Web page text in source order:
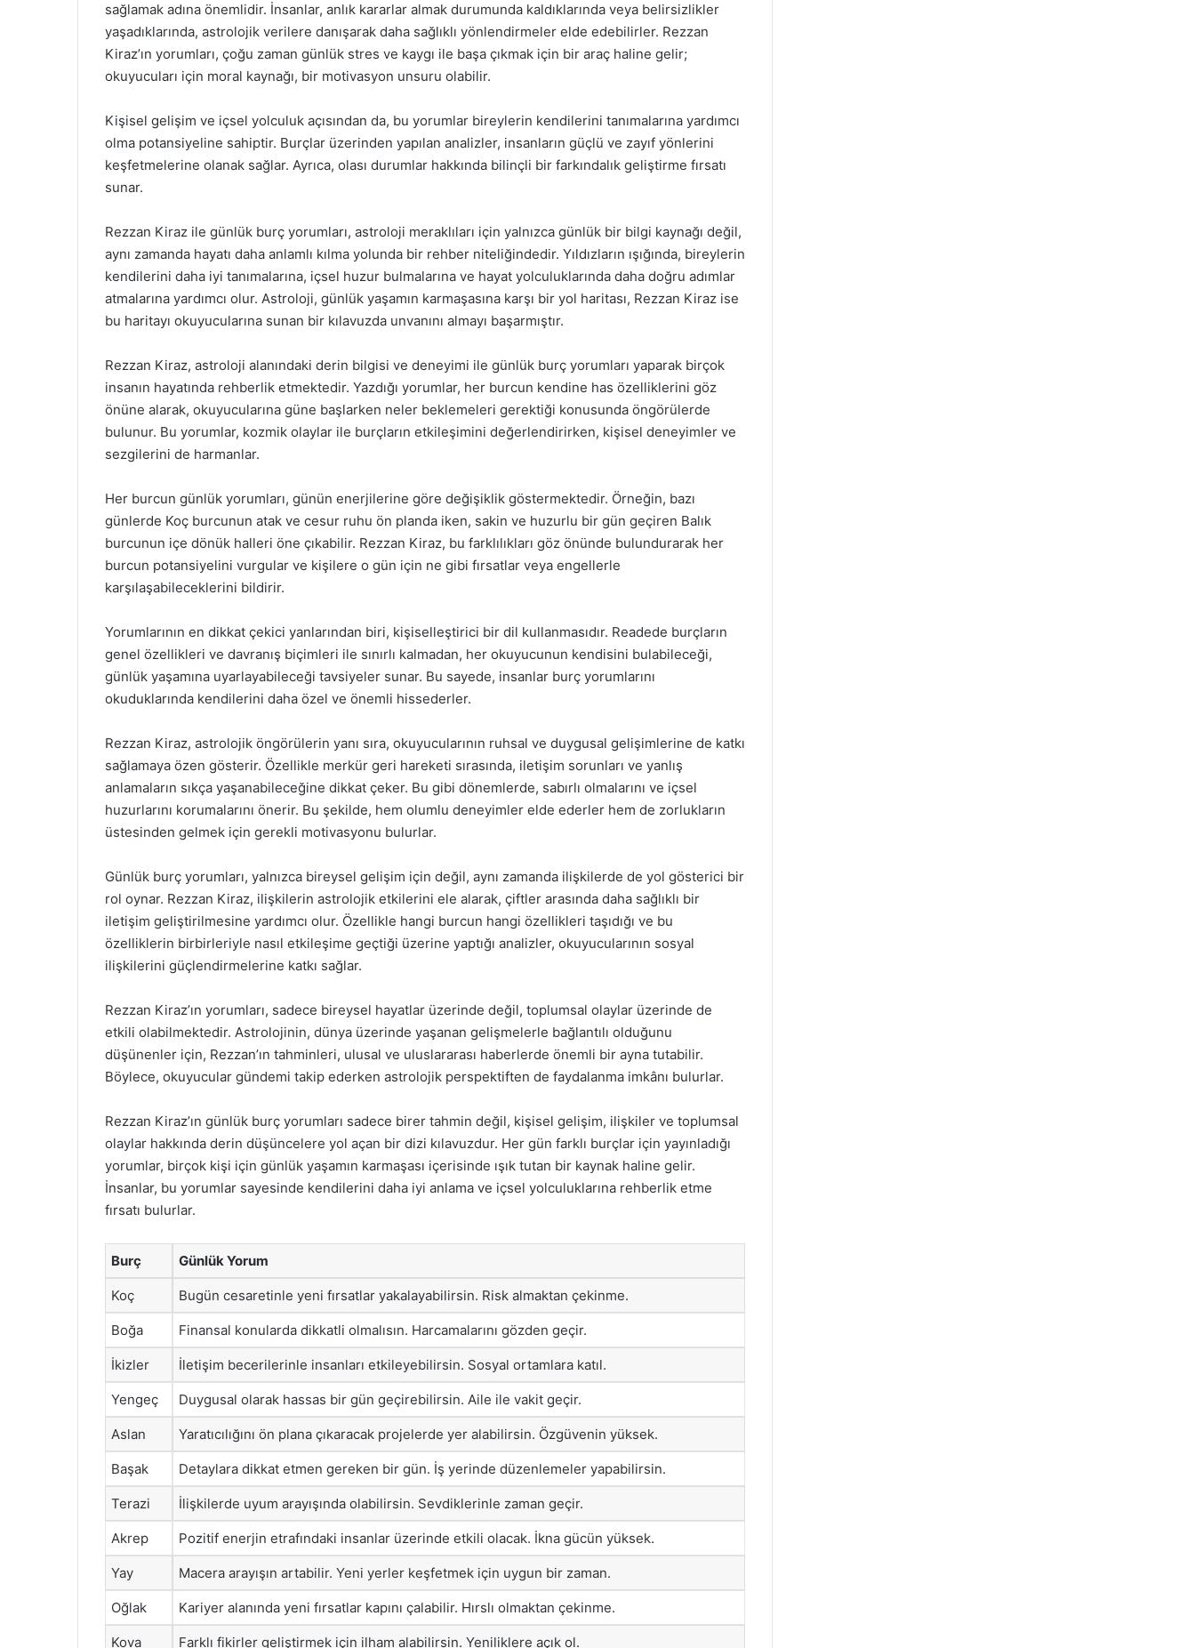
sağlamak adına önemlidir. İnsanlar, anlık kararlar almak durumunda kaldıklarında veya belirsizlikler
yaşadıklarında, astrolojik verilere danışarak daha sağlıklı yönlendirmeler elde edebilirler. Rezzan
Kiraz’ın yorumları, çoğu zaman günlük stres ve kaygı ile başa çıkmak için bir araç haline gelir;
okuyucuları için moral kaynağı, bir motivasyon unsuru olabilir.
Kişisel gelişim ve içsel yolculuk açısından da, bu yorumlar bireylerin kendilerini tanımalarına yardımcı
olma potansiyeline sahiptir. Burçlar üzerinden yapılan analizler, insanların güçlü ve zayıf yönlerini
keşfetmelerine olanak sağlar. Ayrıca, olası durumlar hakkında bilinçli bir farkındalık geliştirme fırsatı
sunar.
Rezzan Kiraz ile günlük burç yorumları, astroloji meraklıları için yalnızca günlük bir bilgi kaynağı değil,
aynı zamanda hayatı daha anlamlı kılma yolunda bir rehber niteliğindedir. Yıldızların ışığında, bireylerin
kendilerini daha iyi tanımalarına, içsel huzur bulmalarına ve hayat yolculuklarında daha doğru adımlar
atmalarına yardımcı olur. Astroloji, günlük yaşamın karmaşasına karşı bir yol haritası, Rezzan Kiraz ise
bu haritayı okuyucularına sunan bir kılavuzda unvanını almayı başarmıştır.
Rezzan Kiraz, astroloji alanındaki derin bilgisi ve deneyimi ile günlük burç yorumları yaparak birçok
insanın hayatında rehberlik etmektedir. Yazdığı yorumlar, her burcun kendine has özelliklerini göz
önüne alarak, okuyucularına güne başlarken neler beklemeleri gerektiği konusunda öngörülerde
bulunur. Bu yorumlar, kozmik olaylar ile burçların etkileşimini değerlendirirken, kişisel deneyimler ve
sezgilerini de harmanlar.
Her burcun günlük yorumları, günün enerjilerine göre değişiklik göstermektedir. Örneğin, bazı
günlerde Koç burcunun atak ve cesur ruhu ön planda iken, sakin ve huzurlu bir gün geçiren Balık
burcunun içe dönük halleri öne çıkabilir. Rezzan Kiraz, bu farklılıkları göz önünde bulundurarak her
burcun potansiyelini vurgular ve kişilere o gün için ne gibi fırsatlar veya engellerle
karşılaşabileceklerini bildirir.
Yorumlarının en dikkat çekici yanlarından biri, kişiselleştirici bir dil kullanmasıdır. Readede burçların
genel özellikleri ve davranış biçimleri ile sınırlı kalmadan, her okuyucunun kendisini bulabileceği,
günlük yaşamına uyarlayabileceği tavsiyeler sunar. Bu sayede, insanlar burç yorumlarını
okuduklarında kendilerini daha özel ve önemli hissederler.
Rezzan Kiraz, astrolojik öngörülerin yanı sıra, okuyucularının ruhsal ve duygusal gelişimlerine de katkı
sağlamaya özen gösterir. Özellikle merkür geri hareketi sırasında, iletişim sorunları ve yanlış
anlamaların sıkça yaşanabileceğine dikkat çeker. Bu gibi dönemlerde, sabırlı olmalarını ve içsel
huzurlarını korumalarını önerir. Bu şekilde, hem olumlu deneyimler elde ederler hem de zorlukların
üstesinden gelmek için gerekli motivasyonu bulurlar.
Günlük burç yorumları, yalnızca bireysel gelişim için değil, aynı zamanda ilişkilerde de yol gösterici bir
rol oynar. Rezzan Kiraz, ilişkilerin astrolojik etkilerini ele alarak, çiftler arasında daha sağlıklı bir
iletişim geliştirilmesine yardımcı olur. Özellikle hangi burcun hangi özellikleri taşıdığı ve bu
özelliklerin birbirleriyle nasıl etkileşime geçtiği üzerine yaptığı analizler, okuyucularının sosyal
ilişkilerini güçlendirmelerine katkı sağlar.
Rezzan Kiraz’ın yorumları, sadece bireysel hayatlar üzerinde değil, toplumsal olaylar üzerinde de
etkili olabilmektedir. Astrolojinin, dünya üzerinde yaşanan gelişmelerle bağlantılı olduğunu
düşünenler için, Rezzan’ın tahminleri, ulusal ve uluslararası haberlerde önemli bir ayna tutabilir.
Böylece, okuyucular gündemi takip ederken astrolojik perspektiften de faydalanma imkânı bulurlar.
Rezzan Kiraz’ın günlük burç yorumları sadece birer tahmin değil, kişisel gelişim, ilişkiler ve toplumsal
olaylar hakkında derin düşüncelere yol açan bir dizi kılavuzdur. Her gün farklı burçlar için yayınladığı
yorumlar, birçok kişi için günlük yaşamın karmaşası içerisinde ışık tutan bir kaynak haline gelir.
İnsanlar, bu yorumlar sayesinde kendilerini daha iyi anlama ve içsel yolculuklarına rehberlik etme
fırsatı bulurlar.
Burç Günlük Yorum
Koç Bugün cesaretinle yeni fırsatlar yakalayabilirsin. Risk almaktan çekinme.
Boğa Finansal konularda dikkatli olmalısın. Harcamalarını gözden geçir.
İkizler İletişim becerilerinle insanları etkileyebilirsin. Sosyal ortamlara katıl.
Yengeç Duygusal olarak hassas bir gün geçirebilirsin. Aile ile vakit geçir.
Aslan Yaratıcılığını ön plana çıkaracak projelerde yer alabilirsin. Özgüvenin yüksek.
Başak Detaylara dikkat etmen gereken bir gün. İş yerinde düzenlemeler yapabilirsin.
Terazi İlişkilerde uyum arayışında olabilirsin. Sevdiklerinle zaman geçir.
Akrep Pozitif enerjin etrafındaki insanlar üzerinde etkili olacak. İkna gücün yüksek.
Yay Macera arayışın artabilir. Yeni yerler keşfetmek için uygun bir zaman.
Oğlak Kariyer alanında yeni fırsatlar kapını çalabilir. Hırslı olmaktan çekinme.
Kova Farklı fikirler geliştirmek için ilham alabilirsin. Yeniliklere açık ol.